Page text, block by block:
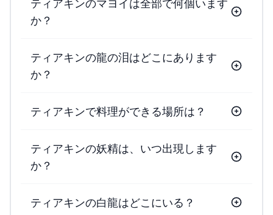
か？
ティアキンの龍の泪はどこにあります
か？
ティアキンで料理ができる場所は？
ティアキンの妖精は、いつ出現します
か？
ティアキンの白龍はどこにいる？